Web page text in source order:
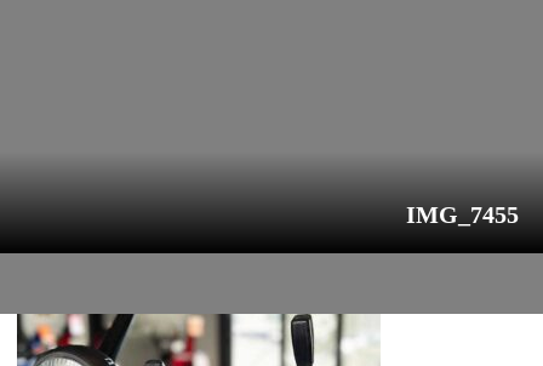
IMG_7455